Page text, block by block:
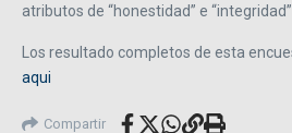
atributos de “honestidad” e “integridad”.
Los resultado completos de esta
aqui
Compartir